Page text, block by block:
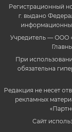
Регистрационный
г. выдано
Учредитель — ООО
При
обязательна
Редакция не несет
рекламных
Сайт